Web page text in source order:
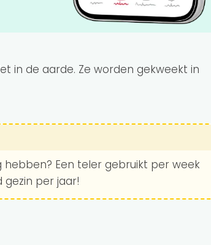
in de aarde. Ze worden gekweekt in
Een teler gebruikt per week
per jaar!